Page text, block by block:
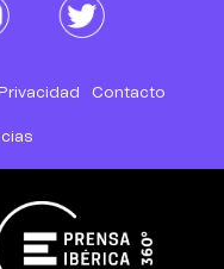
Privacidad Contacto